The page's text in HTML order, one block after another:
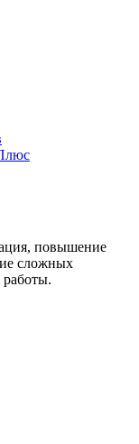
повышение
сложных